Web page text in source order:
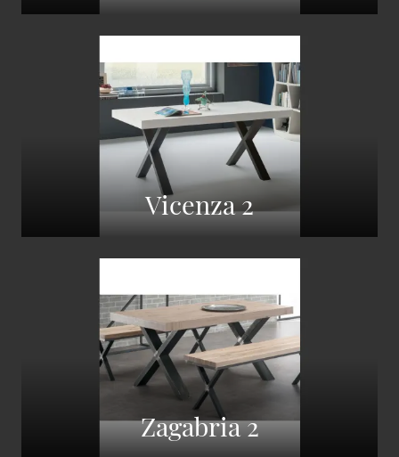
Vicenza 2
Zagabria 2